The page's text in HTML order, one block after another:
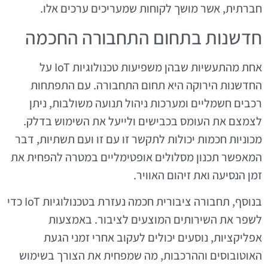
חברתית, אשר מושך לקוחות שמעריכים ערכים אלו.
חדשנות בתחום התחבורה החכמה
אחת מהתעשיות שבהן משפיעות טכנולוגיות IoT על
החדשנות הירוקה היא תחום התחבורה. עם התפתחות
רכבים חשמליים ומערכות ניהול תנועה משולבות, ניתן
לצמצם את העומס בכבישים ולייעל את השימוש בדלק.
מכוניות חכמות יכולות לתקשר זו עם זו ועם תשתיות, דבר
המאפשר תכנון מסלולים אופטימליים במטרה להפחית את
זמן הנסיעה ואת זיהום האוויר.
בנוסף, תחבורה ציבורית חכמה נעזרת בטכנולוגיות IoT כדי
לשפר את השירותים המוצעים לציבור. באמצעות
אפליקציות, נוסעים יכולים לעקוב אחרי זמני הגעת
האוטובוסים וההרכבות, מה שמפחית את הצורך בשימוש